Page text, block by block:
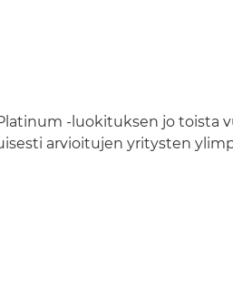
‑luokituksen jo toista
arvioitujen yritysten